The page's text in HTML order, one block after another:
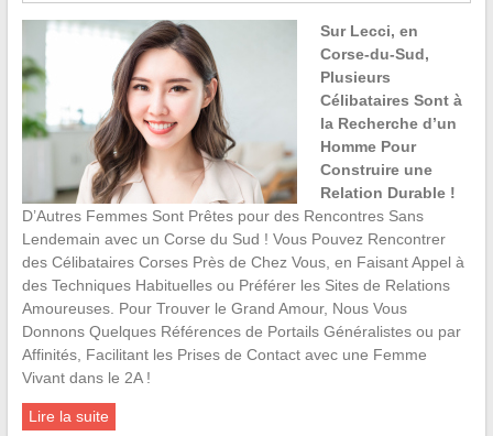
Sur Lecci, en
Corse-du-Sud,
Plusieurs
Célibataires Sont à
la Recherche d’un
Homme Pour
Construire une
Relation Durable !
D’Autres Femmes Sont Prêtes pour des Rencontres Sans
Lendemain avec un Corse du Sud ! Vous Pouvez Rencontrer
des Célibataires Corses Près de Chez Vous, en Faisant Appel à
des Techniques Habituelles ou Préférer les Sites de Relations
Amoureuses. Pour Trouver le Grand Amour, Nous Vous
Donnons Quelques Références de Portails Généralistes ou par
Affinités, Facilitant les Prises de Contact avec une Femme
Vivant dans le 2A !
Lire la suite